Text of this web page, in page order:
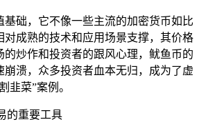
基础，它不像一些主流的加密货币如比
对成熟的技术和应用场景支撑，其价格
的炒作和投资者的跟风心理，鱿鱼币的
崩溃，众多投资者血本无归，成为了虚
韭菜”案例。
的重要工具